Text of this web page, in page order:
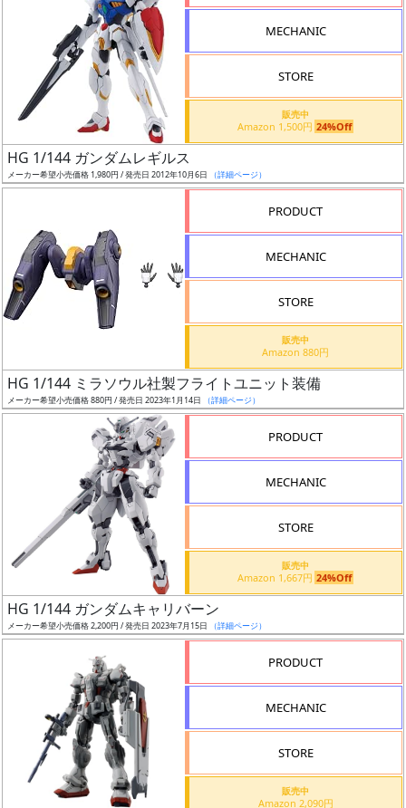
シ
ー
ズ・
況
売
前
抽
選
MECHANIC
STORE
販売中
Amazon 1,500円 24%Off
HG 1/144 ガンダムレギルス
メーカー希望小売価格 1,980円 / 発売日 2012年10月6日 （詳細ページ）
PRODUCT
MECHANIC
STORE
販売中
Amazon 880円
HG 1/144 ミラソウル社製フライトユニット装備
メーカー希望小売価格 880円 / 発売日 2023年1月14日 （詳細ページ）
PRODUCT
MECHANIC
STORE
販売中
Amazon 1,667円 24%Off
HG 1/144 ガンダムキャリバーン
メーカー希望小売価格 2,200円 / 発売日 2023年7月15日 （詳細ページ）
PRODUCT
MECHANIC
STORE
販売中
Amazon 2,090円